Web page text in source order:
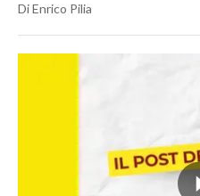
Di Enrico Pilia